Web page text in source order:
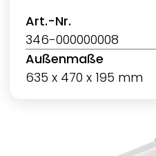
Art.-Nr.
346-000000008
Außenmaße
635 x 470 x 195 mm